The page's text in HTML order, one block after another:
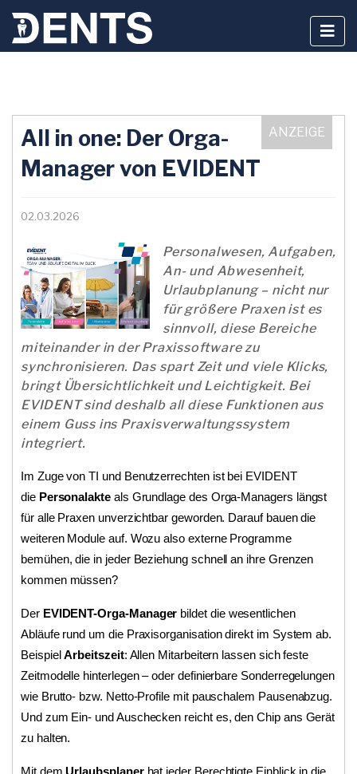
springen
All in one: Der Orga-
Manager von EVIDENT
02.03.2026
Personalwesen, Aufgaben,
An- und Abwesenheit,
Urlaubplanung – nicht nur
für größere Praxen ist es
sinnvoll, diese Bereiche
miteinander in der Praxissoftware zu
synchronisieren. Das spart Zeit und viele Klicks,
bringt Übersichtlichkeit und Leichtigkeit. Bei
EVIDENT sind deshalb all diese Funktionen aus
einem Guss ins Praxisverwaltungssystem
integriert.
Im Zuge von TI und Benutzerrechten ist bei EVIDENT
die Personalakteals Grundlage des Orga-Managers längst
für alle Praxen unverzichtbar geworden. Darauf bauen die
weiteren Module auf. Wozu also externe Programme
bemühen, die in jeder Beziehung schnell an ihre Grenzen
kommen müssen?
Der EVIDENT-Orga-Manager bildet die wesentlichen
Abläufe rund um die Praxisorganisation direkt im System ab.
BeispielArbeitszeit: Allen Mitarbeitern lassen sich feste
Zeitmodelle hinterlegen – oder definierbare Sonderregelungen
wie Brutto- bzw. Netto-Profile mit pauschalem Pausenabzug.
Und zum Ein- und Auschecken reicht es, den Chip ans Gerät
zu halten.